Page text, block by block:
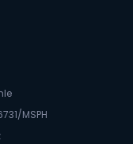
MSPH